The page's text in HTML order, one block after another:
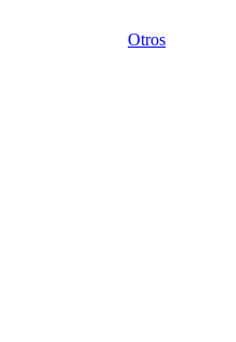
Otros